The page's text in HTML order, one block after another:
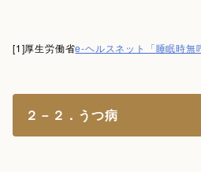
[1]厚生労働省e-ヘルスネット「睡眠時無
２－２．うつ病